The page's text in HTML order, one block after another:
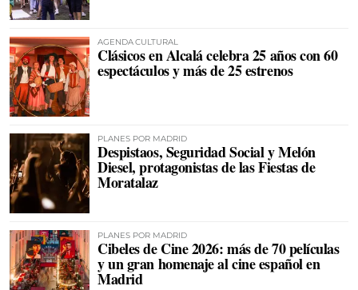
AGENDA CULTURAL
Clásicos en Alcalá celebra 25 años con 60
espectáculos y más de 25 estrenos
PLANES POR MADRID
Despistaos, Seguridad Social y Melón
Diesel, protagonistas de las Fiestas de
Moratalaz
PLANES POR MADRID
Cibeles de Cine 2026: más de 70 películas
y un gran homenaje al cine español en
Madrid